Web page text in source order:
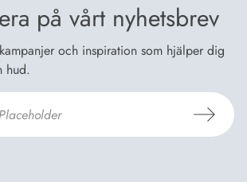
på vårt nyhetsbrev
och inspiration som hjälper dig
hud.